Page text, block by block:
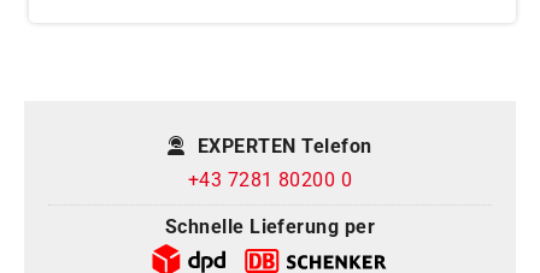
EXPERTEN Telefon
+43 7281 80200 0
Schnelle Lieferung per